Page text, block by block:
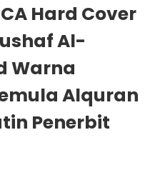
Hard Cover
Al-
Warna
Alquran
Penerbit